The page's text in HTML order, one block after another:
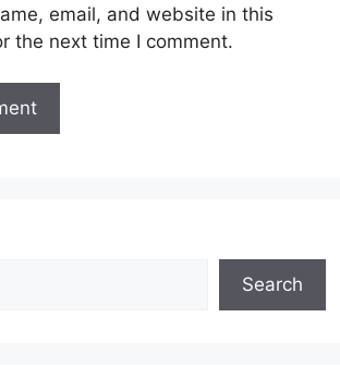
email, and website in this
the next time I comment.
Search